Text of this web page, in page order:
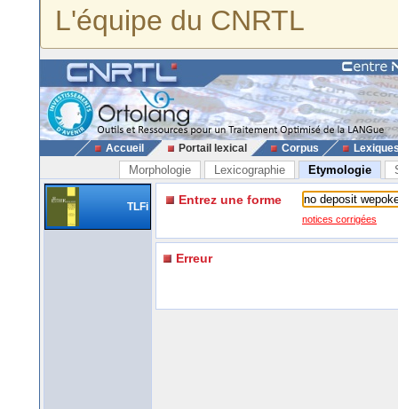
L'équipe du CNRTL
Accueil Portail lexical Corpus
Morphologie Lexicographie Etymologie
TLFi Entrez une forme
notices corrigées
Erreur